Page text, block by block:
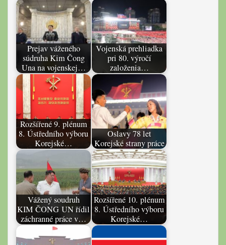
Prejav váženého
súdruha Kim Čong
Una na vojenskej…
Vojenská prehliadka
pri 80. výročí
založenia…
Rozšířené 9. plénum
8. Ústředního výboru
Korejské…
Oslavy 78 let
Korejské strany práce
Vážený soudruh
KIM ČONG UN řídil
záchranné práce v…
Rozšířené 10. plénum
8. Ústředního výboru
Korejské…